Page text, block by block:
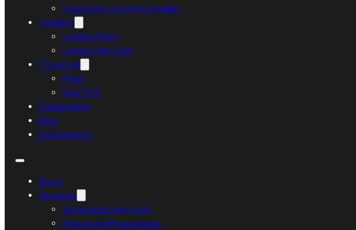
Asesoría en Asuntos Legales
Listados
Listado Miami
Listado New York
Proyectos
Miami
New York
Ruedi Sieber
Blog
Contáctanos
Home
Servicios
Asesoría de Inversión
Gestión de Propiedades